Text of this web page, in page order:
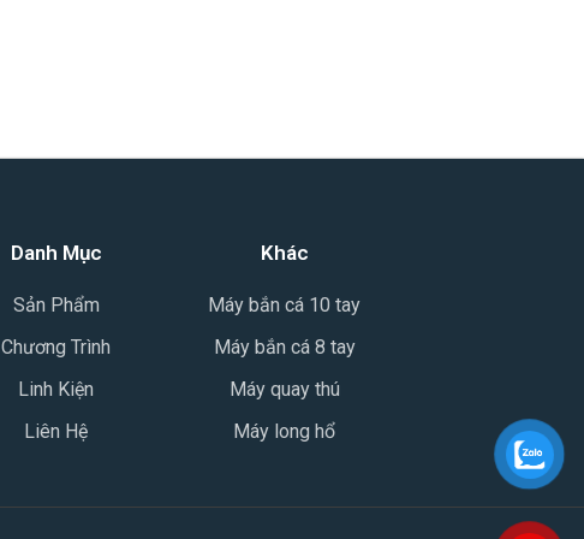
Danh Mục
Sản Phẩm
Chương Trình
Linh Kiện
Liên Hệ
Khác
Máy bắn cá 10 tay
Máy bắn cá 8 tay
Máy quay thú
Máy long hổ